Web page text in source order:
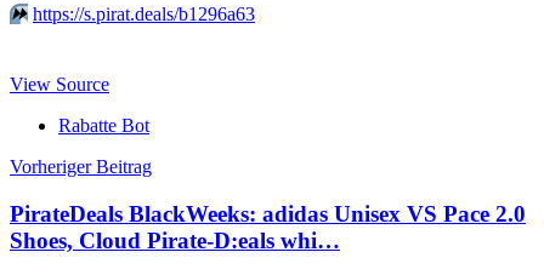
⏩️ https://s.pirat.deals/b1296a63
View Source
Rabatte Bot
Beitragsnavigation
Vorheriger Beitrag
PirateDeals BlackWeeks: adidas Unisex VS Pace 2.0
Shoes, Cloud Pirate-D:eals whi…